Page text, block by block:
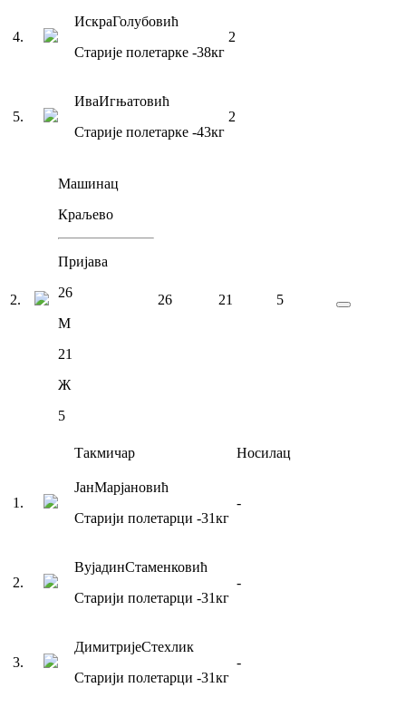
4.
ИскраГолубовић
Старије полетарке -38кг
2
5.
ИваИгњатовић
Старије полетарке -43кг
2
2.
Машинац
Краљево
Пријава
26
М
21
Ж
5
26 21 5
Такмичар Носилац
1 .
ЈанМарјановић
Старији полетарци -31кг
-
2.
ВујадинСтаменковић
Старији полетарци -31кг
-
3.
ДимитријеСтехлик
Старији полетарци -31кг
-